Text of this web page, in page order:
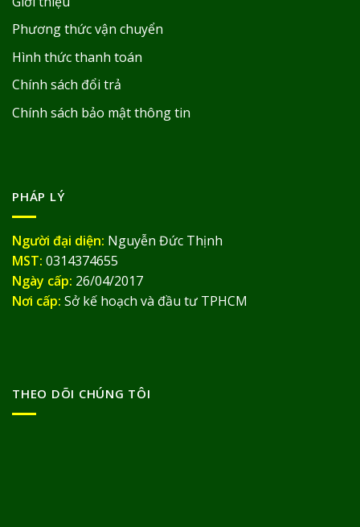
Phương thức vận chuyển
Hình thức thanh toán
Chính sách đổi trả
Chính sách bảo mật thông tin
PHÁP LÝ
Người đại diện: Nguyễn Đức Thịnh
MST: 0314374655
Ngày cấp: 26/04/2017
Nơi cấp: Sở kế hoạch và đầu tư TPHCM
THEO DÕI CHÚNG TÔI